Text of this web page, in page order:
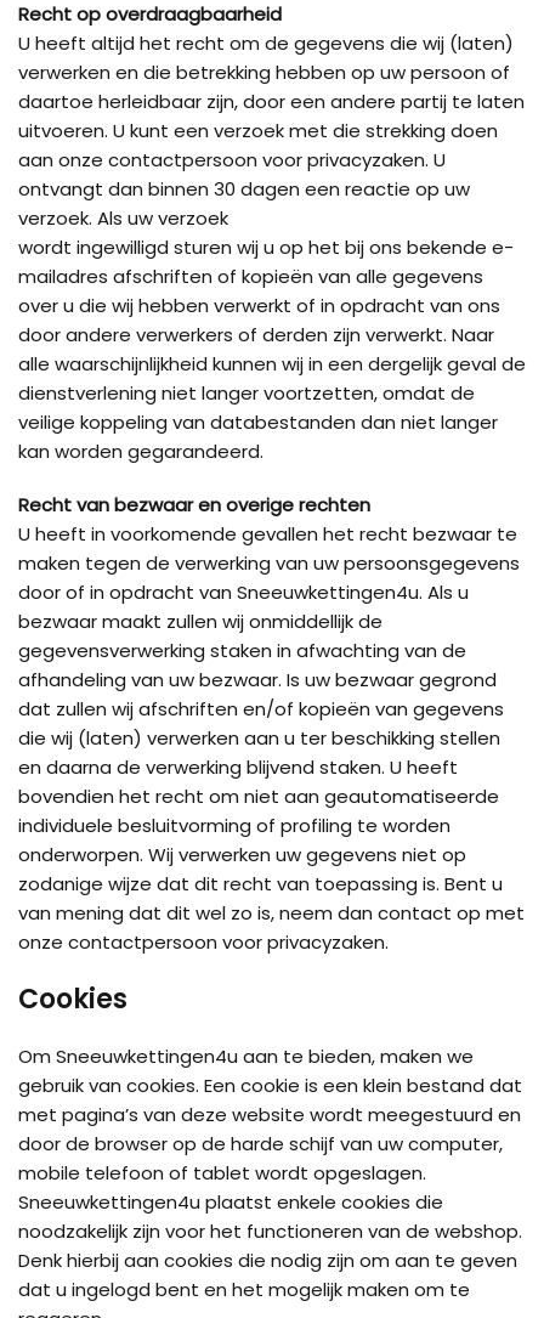
Recht op overdraagbaarheid
U heeft altijd het recht om de gegevens die wij (laten)
verwerken en die betrekking hebben op uw persoon of
daartoe herleidbaar zijn, door een andere partij te laten
uitvoeren. U kunt een verzoek met die strekking doen
aan onze contactpersoon voor privacyzaken. U
ontvangt dan binnen 30 dagen een reactie op uw
verzoek. Als uw verzoek
wordt ingewilligd sturen wij u op het bij ons bekende e-
mailadres afschriften of kopieën van alle gegevens
over u die wij hebben verwerkt of in opdracht van ons
door andere verwerkers of derden zijn verwerkt. Naar
alle waarschijnlijkheid kunnen wij in een dergelijk geval de
dienstverlening niet langer voortzetten, omdat de
veilige koppeling van databestanden dan niet langer
kan worden gegarandeerd.
Recht van bezwaar en overige rechten
U heeft in voorkomende gevallen het recht bezwaar te
maken tegen de verwerking van uw persoonsgegevens
door of in opdracht van Sneeuwkettingen4u. Als u
bezwaar maakt zullen wij onmiddellijk de
gegevensverwerking staken in afwachting van de
afhandeling van uw bezwaar. Is uw bezwaar gegrond
dat zullen wij afschriften en/of kopieën van gegevens
die wij (laten) verwerken aan u ter beschikking stellen
en daarna de verwerking blijvend staken. U heeft
bovendien het recht om niet aan geautomatiseerde
individuele besluitvorming of profiling te worden
onderworpen. Wij verwerken uw gegevens niet op
zodanige wijze dat dit recht van toepassing is. Bent u
van mening dat dit wel zo is, neem dan contact op met
onze contactpersoon voor privacyzaken.
Cookies
Om Sneeuwkettingen4u aan te bieden, maken we
gebruik van cookies. Een cookie is een klein bestand dat
met pagina’s van deze website wordt meegestuurd en
door de browser op de harde schijf van uw computer,
mobile telefoon of tablet wordt opgeslagen.
Sneeuwkettingen4u plaatst enkele cookies die
noodzakelijk zijn voor het functioneren van de webshop.
Denk hierbij aan cookies die nodig zijn om aan te geven
dat u ingelogd bent en het mogelijk maken om te